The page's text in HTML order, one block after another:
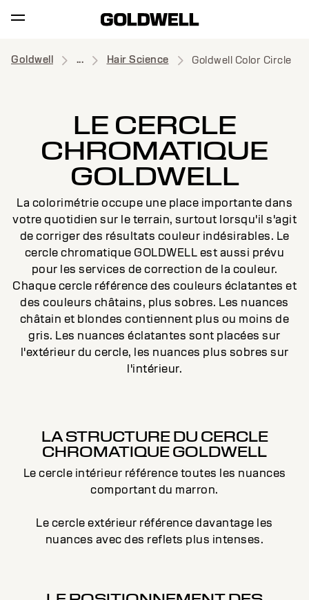
Goldwell ... Hair Science Goldwell Color Circle
LE CERCLE
CHROMATIQUE
GOLDWELL
La colorimétrie occupe une place importante dans
votre quotidien sur le terrain, surtout lorsqu'il s'agit
de corriger des résultats couleur indésirables. Le
cercle chromatique GOLDWELL est aussi prévu
pour les services de correction de la couleur.
Chaque cercle référence des couleurs éclatantes et
des couleurs châtains, plus sobres. Les nuances
châtain et blondes contiennent plus ou moins de
gris. Les nuances éclatantes sont placées sur
l'extérieur du cercle, les nuances plus sobres sur
l'intérieur.
LA STRUCTURE DU CERCLE
CHROMATIQUE GOLDWELL
Le cercle intérieur référence toutes les nuances
comportant du marron.
Le cercle extérieur référence davantage les
nuances avec des reflets plus intenses.